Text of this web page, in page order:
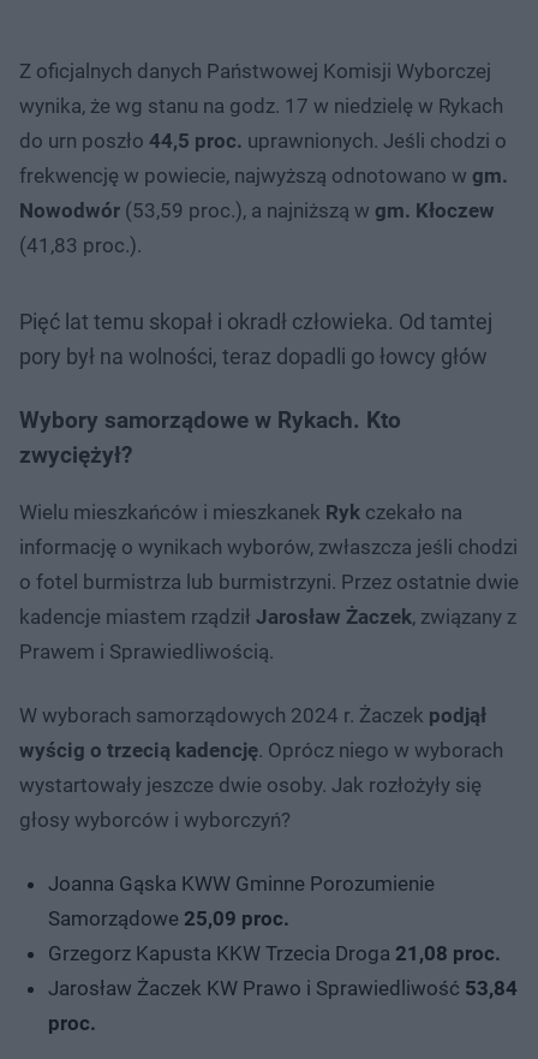
Z oficjalnych danych Państwowej Komisji Wyborczej
wynika, że wg stanu na godz. 17 w niedzielę w Rykach
do urn poszło 44,5 proc. uprawnionych. Jeśli chodzi o
frekwencję w powiecie, najwyższą odnotowano w gm.
Nowodwór (53,59 proc.), a najniższą w gm. Kłoczew
(41,83 proc.).
Pięć lat temu skopał i okradł człowieka. Od tamtej
pory był na wolności, teraz dopadli go łowcy głów
Wybory samorządowe w Rykach. Kto
zwyciężył?
Wielu mieszkańców i mieszkanek Ryk czekało na
informację o wynikach wyborów, zwłaszcza jeśli chodzi
o fotel burmistrza lub burmistrzyni. Przez ostatnie dwie
kadencje miastem rządził Jarosław Żaczek, związany z
Prawem i Sprawiedliwością.
W wyborach samorządowych 2024 r. Żaczek podjął
wyścig o trzecią kadencję. Oprócz niego w wyborach
wystartowały jeszcze dwie osoby. Jak rozłożyły się
głosy wyborców i wyborczyń?
Joanna Gąska KWW Gminne Porozumienie
Samorządowe 25,09 proc.
Grzegorz Kapusta KKW Trzecia Droga 21,08 proc.
Jarosław Żaczek KW Prawo i Sprawiedliwość 53,84
proc.